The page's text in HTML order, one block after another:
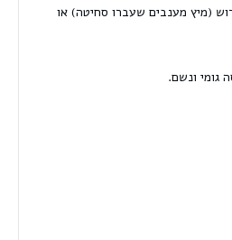
(מיץ מענבים שעברו סחיטה) או
גומי ונשם.